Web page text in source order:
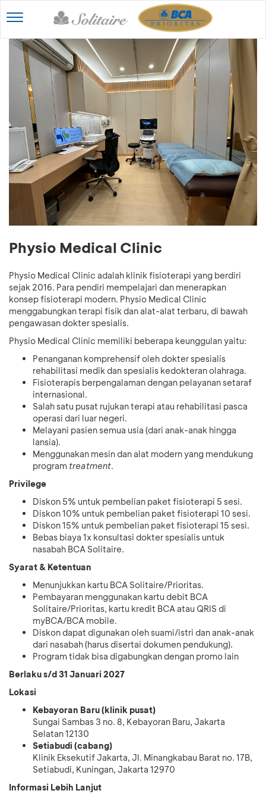
Physio Medical Clinic
Physio Medical Clinic adalah klinik fisioterapi yang berdiri
sejak 2016. Para pendiri mempelajari dan menerapkan
konsep fisioterapi modern. Physio Medical Clinic
menggabungkan terapi fisik dan alat-alat terbaru, di bawah
pengawasan dokter spesialis.
Physio Medical Clinic memiliki beberapa keunggulan yaitu:
Penanganan komprehensif oleh dokter spesialis
rehabilitasi medik dan spesialis kedokteran olahraga.
Fisioterapis berpengalaman dengan pelayanan setaraf
internasional.
Salah satu pusat rujukan terapi atau rehabilitasi pasca
operasi dari luar negeri.
Melayani pasien semua usia (dari anak-anak hingga
lansia).
Menggunakan mesin dan alat modern yang mendukung
program treatment.
Privilege
Diskon 5% untuk pembelian paket fisioterapi 5 sesi.
Diskon 10% untuk pembelian paket fisioterapi 10 sesi.
Diskon 15% untuk pembelian paket fisioterapi 15 sesi.
Bebas biaya 1x konsultasi dokter spesialis untuk
nasabah BCA Solitaire.
Syarat & Ketentuan
Menunjukkan kartu BCA Solitaire/Prioritas.
Pembayaran menggunakan kartu debit BCA
Solitaire/Prioritas, kartu kredit BCA atau QRIS di
myBCA/BCA mobile.
Diskon dapat digunakan oleh suami/istri dan anak-anak
dari nasabah (harus disertai dokumen pendukung).
Program tidak bisa digabungkan dengan promo lain
Berlaku s/d 31 Januari 2027
Lokasi
Kebayoran Baru (klinik pusat)
Sungai Sambas 3 no. 8, Kebayoran Baru, Jakarta
Selatan 12130
Setiabudi (cabang)
Klinik Eksekutif Jakarta, Jl. Minangkabau Barat no. 17B,
Setiabudi, Kuningan, Jakarta 12970
Informasi Lebih Lanjut